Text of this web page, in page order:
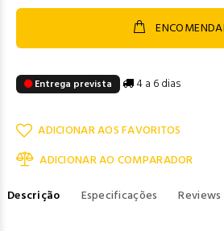
Entrega prevista 4 a 6 dias
ADICIONAR AOS FAVORITOS
ADICIONAR AO COMPARADOR
Descrição
Especificações Reviews